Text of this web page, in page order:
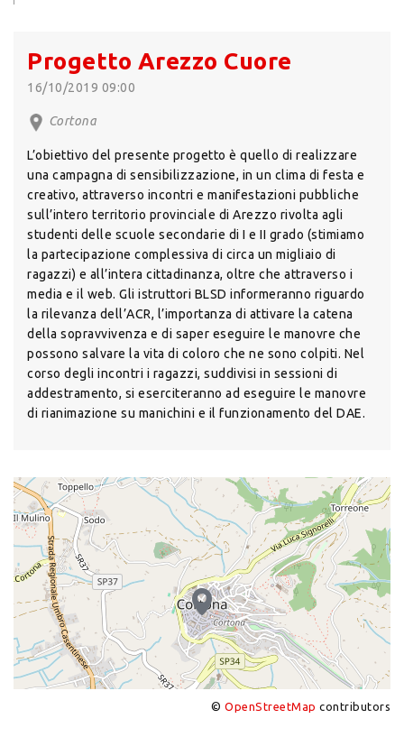
Progetto Arezzo Cuore
16/10/2019 09:00
Cortona
L’obiettivo del presente progetto è quello di realizzare
una campagna di sensibilizzazione, in un clima di festa e
creativo, attraverso incontri e manifestazioni pubbliche
sull’intero territorio provinciale di Arezzo rivolta agli
studenti delle scuole secondarie di I e II grado (stimiamo
la partecipazione complessiva di circa un migliaio di
ragazzi) e all’intera cittadinanza, oltre che attraverso i
media e il web. Gli istruttori BLSD informeranno riguardo
la rilevanza dell’ACR, l’importanza di attivare la catena
della sopravvivenza e di saper eseguire le manovre che
possono salvare la vita di coloro che ne sono colpiti. Nel
corso degli incontri i ragazzi, suddivisi in sessioni di
addestramento, si eserciteranno ad eseguire le manovre
di rianimazione su manichini e il funzionamento del DAE.
© OpenStreetMap contributors